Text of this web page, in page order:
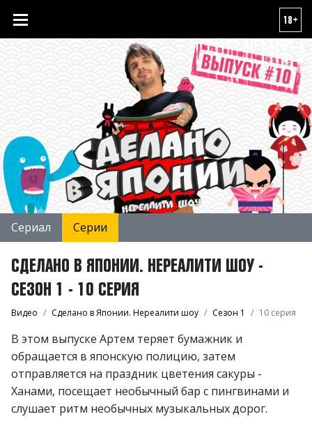
18+
Сериал Серии
СДЕЛАНО В ЯПОНИИ. НЕРЕАЛИТИ ШОУ -
СЕЗОН 1 - 10 СЕРИЯ
Видео Сделано в Японии. Нереалити шоу Сезон 1 10 серия
В этом выпуске Артем теряет бумажник и
обращается в японскую полицию, затем
отправляется на праздник цветения сакуры -
Ханами, посещает необычный бар с пингвинами и
слушает ритм необычных музыкальных дорог.